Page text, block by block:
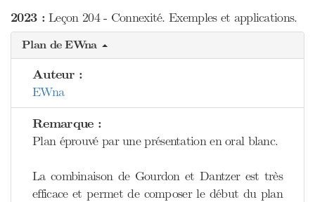
2023 :Leçon 204 - Connexité. Exemples et applications.
Plan de EWna
Auteur :
EWna
Remarque :
Plan éprouvé par une présentation en oral blanc.
La combinaison de Gourdon et Dantzer est très
efficace et permet de composer le début du plan